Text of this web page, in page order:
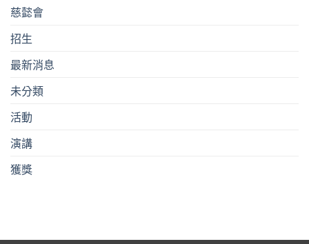
慈懿會
招生
最新消息
未分類
活動
演講
獲獎